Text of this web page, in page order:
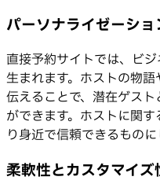
パーソナライゼーショ
直接予約サイトでは、ビ
生まれます。ホストの物
伝えることで、潜在ゲス
ができます。ホストに関
り身近で信頼できるものに
柔軟性とカスタマイズ